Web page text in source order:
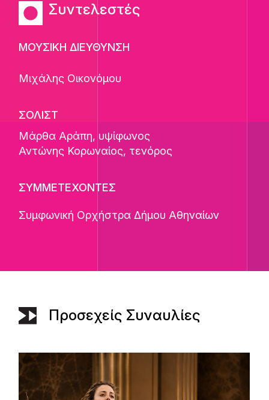
Συντελεστές
ΜΟΥΣΙΚΗ ΔΙΕΥΘΥΝΣΗ
Μιχάλης Οικονόμου
ΣΟΛΙΣΤ
Μάρθα Αράπη, υψίφωνος
Αντώνης Κορωναίος, τενόρος
ΣΥΜΜΕΤΕΧΟΝΤΕΣ
Συμφωνική Ορχήστρα Δήμου Αθηναίων
Προσεχείς Συναυλίες